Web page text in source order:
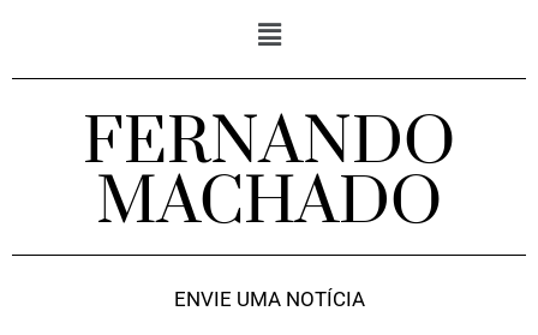
FERNANDO
MACHADO
ENVIE UMA NOTÍCIA